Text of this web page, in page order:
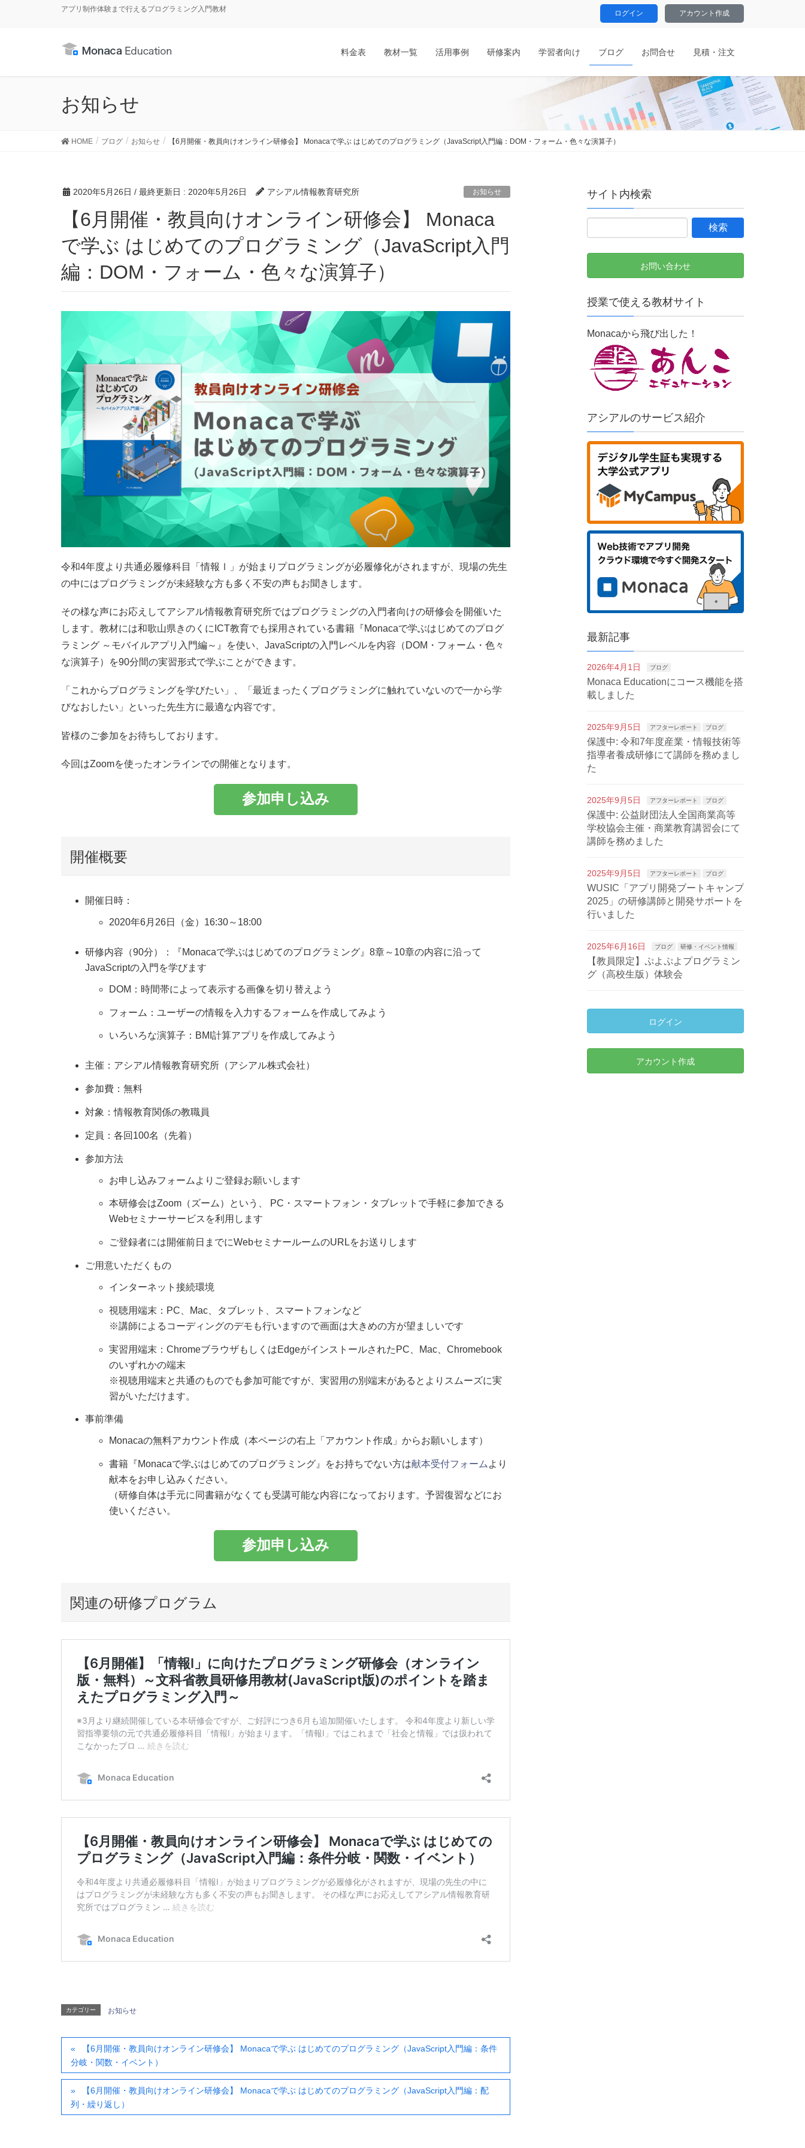
アプリ制作体験まで行えるプログラミング入門教材 ログイン アカウント作成
料金表 教材一覧 活用事例 研修案内 学習者向け ブログ お問合せ 見積・注文
お知らせ
HOME ブログ お知らせ 【6月開催・教員向けオンライン研修会】 Monacaで学ぶ はじめてのプログラミング（JavaScript入門編：DOM・フォーム・色々な演算子）
2020年5月26日 / 最終更新日 : 2020年5月26日 アシアル情報教育研究所 お知らせ
【6月開催・教員向けオンライン研修会】 Monaca
で学ぶ はじめてのプログラミング（JavaScript入門
編：DOM・フォーム・色々な演算子）
令和4年度より共通必履修科目「情報Ⅰ」が始まりプログラミングが必履修化がされますが、現場の先生
の中にはプログラミングが未経験な方も多く不安の声もお聞きします。
その様な声にお応えしてアシアル情報教育研究所ではプログラミングの入門者向けの研修会を開催いた
します。教材には和歌山県きのくにICT教育でも採用されている書籍『Monacaで学ぶはじめてのプログ
ラミング ～モバイルアプリ入門編～』を使い、JavaScriptの入門レベルを内容（DOM・フォーム・色々
な演算子）を90分間の実習形式で学ぶことができます。
「これからプログラミングを学びたい」、「最近まったくプログラミングに触れていないので一から学
びなおしたい」といった先生方に最適な内容です。
皆様のご参加をお待ちしております。
今回はZoomを使ったオンラインでの開催となります。
参加申し込み
開催概要
開催日時：
2020年6月26日（金）16:30～18:00
研修内容（90分）：『Monacaで学ぶはじめてのプログラミング』8章～10章の内容に沿って
JavaScriptの入門を学びます
DOM：時間帯によって表示する画像を切り替えよう
フォーム：ユーザーの情報を入力するフォームを作成してみよう
いろいろな演算子：BMI計算アプリを作成してみよう
主催：アシアル情報教育研究所（アシアル株式会社）
参加費：無料
対象：情報教育関係の教職員
定員：各回100名（先着）
参加方法
お申し込みフォームよりご登録お願いします
本研修会はZoom（ズーム）という、 PC・スマートフォン・タブレットで手軽に参加できる
Webセミナーサービスを利用します
ご登録者には開催前日までにWebセミナールームのURLをお送りします
ご用意いただくもの
インターネット接続環境
視聴用端末：PC、Mac、タブレット、スマートフォンなど
※講師によるコーディングのデモも行いますので画面は大きめの方が望ましいです
実習用端末：ChromeブラウザもしくはEdgeがインストールされたPC、Mac、Chromebook
のいずれかの端末
※視聴用端末と共通のものでも参加可能ですが、実習用の別端末があるとよりスムーズに実
習がいただけます。
事前準備
Monacaの無料アカウント作成（本ページの右上「アカウント作成」からお願いします）
書籍『Monacaで学ぶはじめてのプログラミング』をお持ちでない方は献本受付フォーム より
献本をお申し込みください。
（研修自体は手元に同書籍がなくても受講可能な内容になっております。予習復習などにお
使いください。
参加申し込み
関連の研修プログラム
カテゴリー お知らせ
【6月開催・教員向けオンライン研修会】 Monacaで学ぶ はじめてのプログラミング（JavaScript入門編：条件
分岐・関数・イベント）
【6月開催・教員向けオンライン研修会】 Monacaで学ぶ はじめてのプログラミング（JavaScript入門編：配
列・繰り返し）
サイト内検索
お問い合わせ
授業で使える教材サイト
Monacaから飛び出した！
アシアルのサービス紹介
最新記事
2026年4月1日 ブログ
Monaca Educationにコース機能を搭
載しました
2025年9月5日 アフターレポート ブログ
保護中: 令和7年度産業・情報技術等
指導者養成研修にて講師を務めまし
た
2025年9月5日 アフターレポート ブログ
保護中: 公益財団法人全国商業高等
学校協会主催・商業教育講習会にて
講師を務めました
2025年9月5日 アフターレポート ブログ
WUSIC「アプリ開発ブートキャンプ
2025」の研修講師と開発サポートを
行いました
2025年6月16日 ブログ 研修・イベント情報
【教員限定】ぷよぷよプログラミン
グ（高校生版）体験会
ログイン
アカウント作成